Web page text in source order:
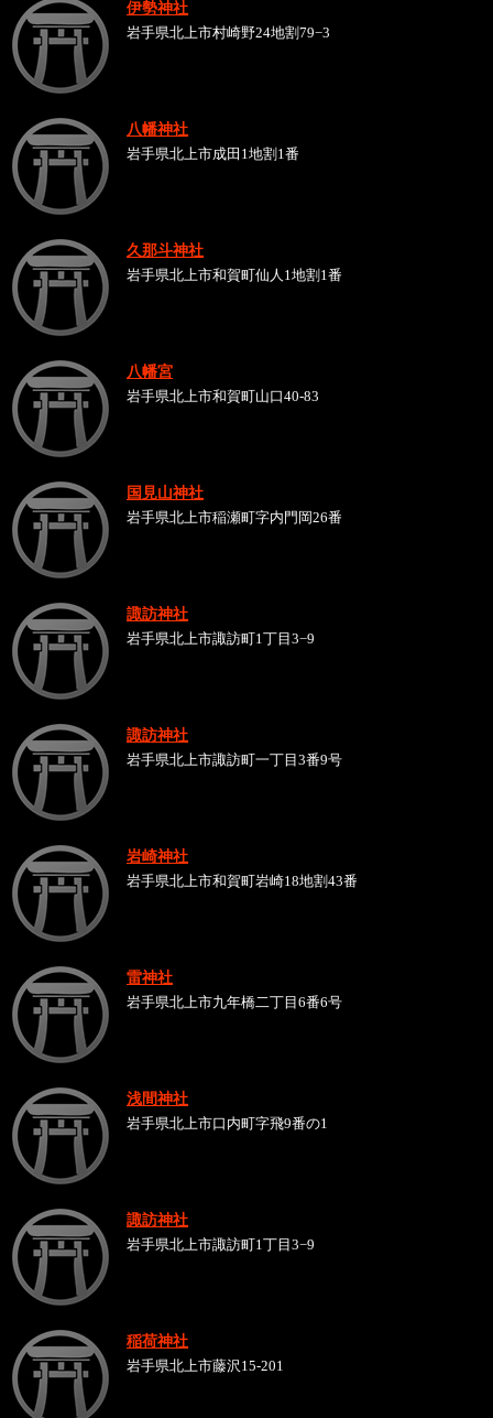
伊勢神社
岩手県北上市村崎野24地割79−3
八幡神社
岩手県北上市成田1地割1番
久那斗神社
岩手県北上市和賀町仙人1地割1番
八幡宮
岩手県北上市和賀町山口40-83
国見山神社
岩手県北上市稲瀬町字内門岡26番
諏訪神社
岩手県北上市諏訪町1丁目3−9
諏訪神社
岩手県北上市諏訪町一丁目3番9号
岩崎神社
岩手県北上市和賀町岩崎18地割43番
雷神社
岩手県北上市九年橋二丁目6番6号
浅間神社
岩手県北上市口内町字飛9番の1
諏訪神社
岩手県北上市諏訪町1丁目3−9
稲荷神社
岩手県北上市藤沢15-201